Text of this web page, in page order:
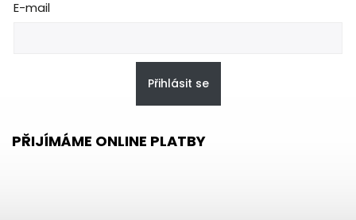
E-mail
Přihlásit se
PŘIJÍMÁME ONLINE PLATBY